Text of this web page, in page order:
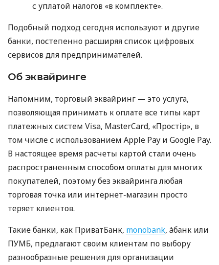
с уплатой налогов «в комплекте».
Подобный подход сегодня используют и другие
банки, постепенно расширяя список цифровых
сервисов для предпринимателей.
Об эквайринге
Напомним, торговый эквайринг — это услуга,
позволяющая принимать к оплате все типы карт
платежных систем Visa, MasterCard, «Простір», в
том числе с использованием Apple Pay и Google Pay.
В настоящее время расчеты картой стали очень
распространенным способом оплаты для многих
покупателей, поэтому без эквайринга любая
торговая точка или интернет-магазин просто
теряет клиентов.
Такие банки, как ПриватБанк, monobank, àбанк или
ПУМБ, предлагают своим клиентам по выбору
разнообразные решения для организации